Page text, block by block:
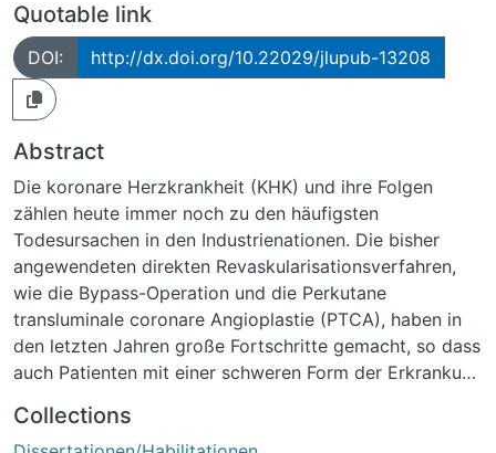
Quotable link
DOI: http://dx.doi.org/10.22029/jlupub-13208
Abstract
Die koronare Herzkrankheit (KHK) und ihre Folgen
zählen heute immer noch zu den häufigsten
Todesursachen in den Industrienationen. Die bisher
angewendeten direkten Revaskularisationsverfahren,
wie die Bypass-Operation und die Perkutane
transluminale coronare Angioplastie (PTCA), haben in
den letzten Jahren große Fortschritte gemacht, so dass
auch Patienten mit einer schweren Form der Erkrankung
Patienten, bei denen keine Form der direkten
Collections